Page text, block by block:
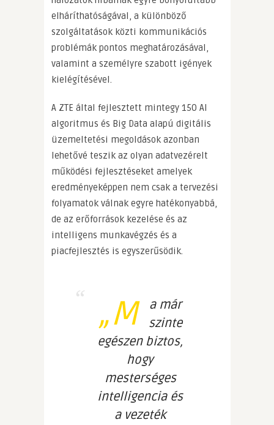
elháríthatóságával, a különböző
szolgáltatások közti kommunikációs
problémák pontos meghatározásával,
valamint a személyre szabott igények
kielégítésével.
A ZTE által fejlesztett mintegy 150 AI
algoritmus és Big Data alapú digitális
üzemeltetési megoldások azonban
lehetővé teszik az olyan adatvezérelt
működési fejlesztéseket amelyek
eredményeképpen nem csak a tervezési
folyamatok válnak egyre hatékonyabbá,
de az erőforrások kezelése és az
intelligens munkavégzés és a
piacfejlesztés is egyszerűsödik.
„M
a már
szinte
egészen biztos,
hogy
mesterséges
intelligencia és
a vezeték